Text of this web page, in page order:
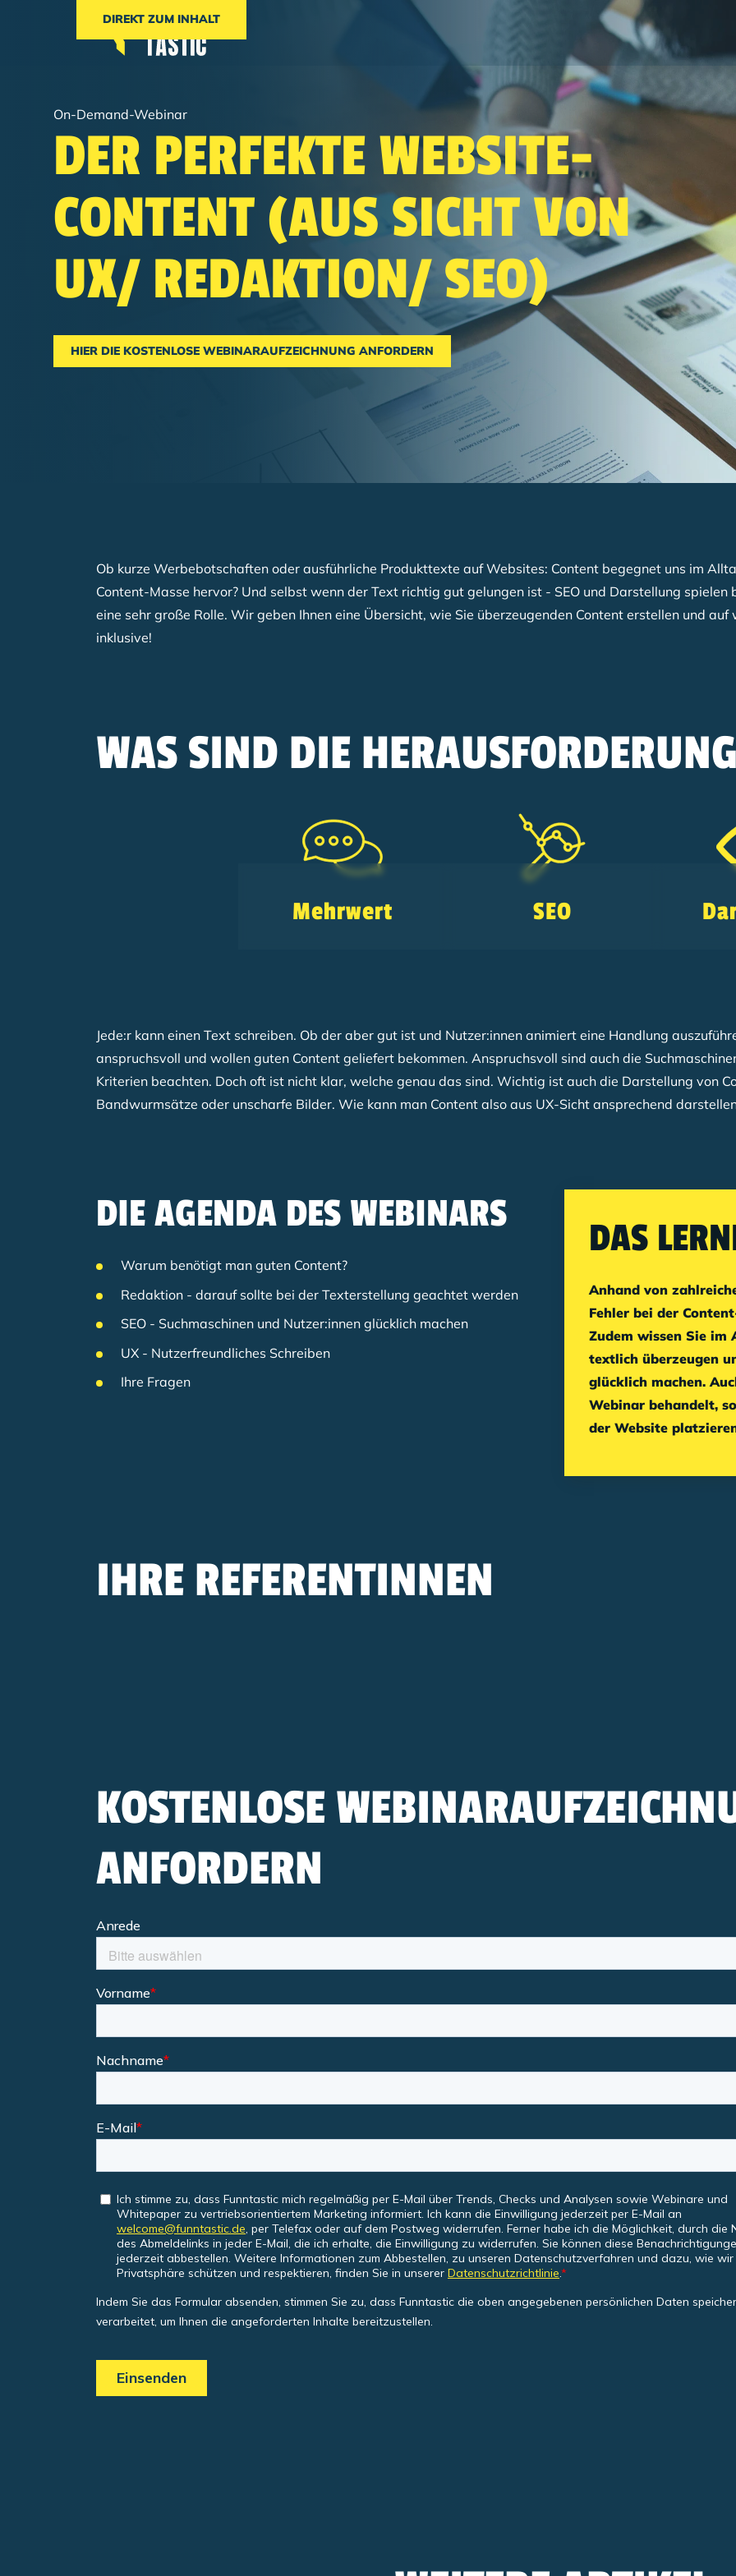
DIREKT ZUM INHALT
On-Demand-Webinar
DER PERFEKTE WEBSITE-
CONTENT (AUS SICHT VON
UX/ REDAKTION/ SEO)
HIER DIE KOSTENLOSE WEBINARAUFZEICHNUNG ANFORDERN
Ob kurze Werbebotschaften oder ausführliche Produkttexte auf Websites: Content begegnet uns im
Content-Masse hervor? Und selbst wenn der Text richtig gut gelungen ist - SEO und Darstellung
eine sehr große Rolle. Wir geben Ihnen eine Übersicht, wie Sie überzeugenden Content erstellen und
inklusive!
WAS SIND DIE
Mehrwert SEO
Jede:r kann einen Text schreiben. Ob der aber gut ist und Nutzer:innen animiert eine Handlung
anspruchsvoll und wollen guten Content geliefert bekommen. Anspruchsvoll sind auch die
Kriterien beachten. Doch oft ist nicht klar, welche genau das sind. Wichtig ist auch die Darstellung von
Bandwurmsätze oder unscharfe Bilder. Wie kann man Content also aus UX-Sicht ansprechend
DIE AGENDA DES WEBINARS
Warum benötigt man guten Content?
Redaktion - darauf sollte bei der Texterstellung geachtet werden
SEO - Suchmaschinen und Nutzer:innen glücklich machen
UX - Nutzerfreundliches Schreiben
Ihre Fragen
DAS
Anhand von
Fehler bei der
Zudem wissen Sie im
textlich überzeugen
glücklich machen.
Webinar behandelt,
der Website
IHRE REFERENTINNEN
KOSTENLOSE
ANFORDERN